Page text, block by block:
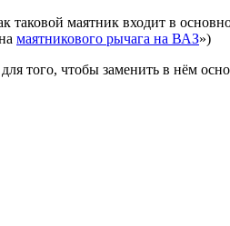
таковой маятник входит в
маятникового рычага на ВАЗ»)
того, чтобы заменить в нём